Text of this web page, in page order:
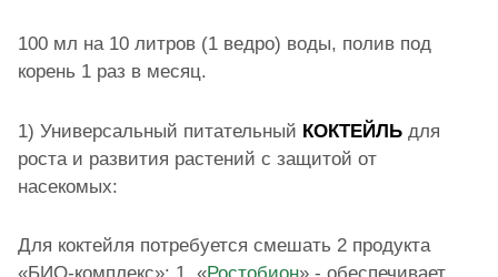
100 мл на 10 литров (1 ведро) воды, полив под
корень 1 раз в месяц.
1) Универсальный питательный КОКТЕЙЛЬ для
роста и развития растений с защитой от
насекомых:
Для коктейля потребуется смешать 2 продукта